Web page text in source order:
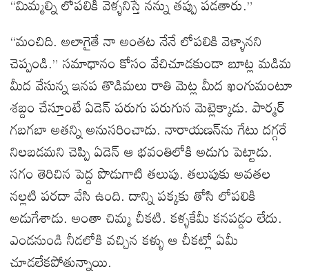
“మంచిది. అలాగైతే నా అంతట నేనే లోపలికి వెళ్ళానని
చెప్పండి.” సమాధానం కోసం వేచిచూడకుండా బూట్ల మడిమ
మీద వేసున్న ఇనప తొడిమలు రాతి మెట్ల మీద ఖంగుమంటూ
శబ్దం చేస్తూంటే ఏడెన్ పరుగు పరుగున మెట్లెక్కాడు. పార్మర్
గబగబా అతన్ని అనుసరించాడు. నారాయణన్‌ను గేటు దగ్గరే
నిలబడమని చెప్పి ఏడెన్ ఆ భవంతిలోకి అడుగు పెట్టాడు.
సగం తెరిచిన పెద్ద పొడుగాటి తలుపు. తలుపుకు అవతల
నల్లటి పరదా వేసి ఉంది. దాన్ని పక్కకు తోసి లోపలికి
అడుగేశాడు. అంతా చిమ్మ చీకటి. కళ్ళకేమీ కనపడ్డం లేదు.
ఎండనుండి నీడలోకి వచ్చిన కళ్ళు ఆ చీకట్లో ఏమీ
చూడలేకపోతున్నాయి.